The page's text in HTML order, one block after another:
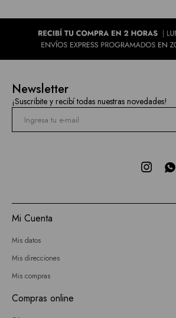
Newsletter
¡Suscribite y recibí todas nuestras novedades!
 
Mi Cuenta
Mis datos
Mis direcciones
Mis compras
Compras online